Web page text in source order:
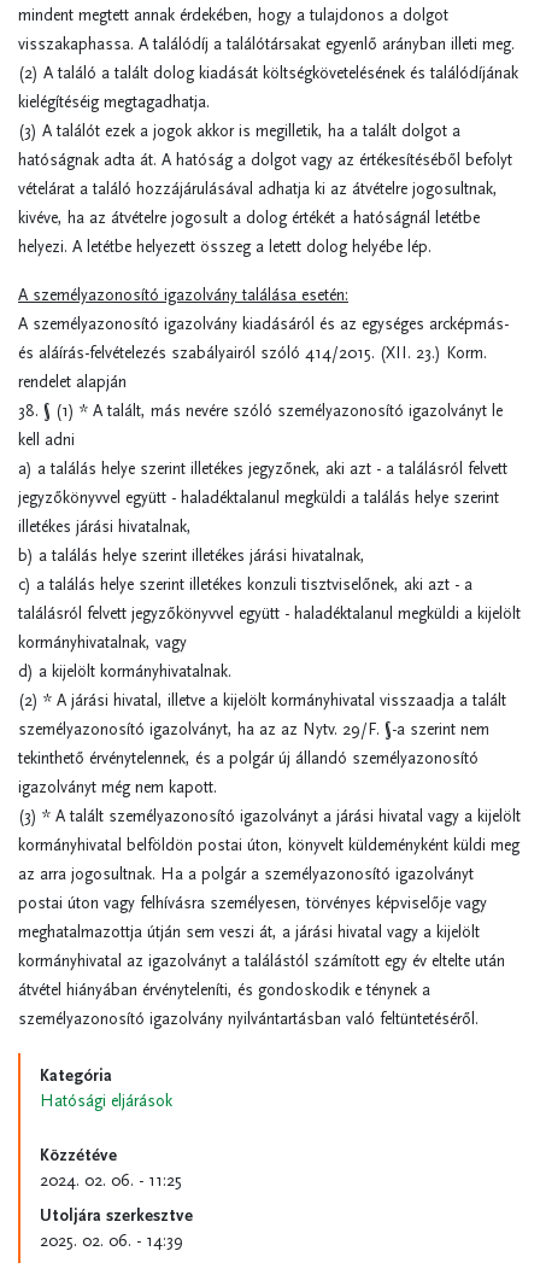
mindent megtett annak érdekében, hogy a tulajdonos a dolgot
visszakaphassa. A találódíj a találótársakat egyenlő arányban illeti meg.
(2) A találó a talált dolog kiadását költségkövetelésének és találódíjának
kielégítéséig megtagadhatja.
(3) A találót ezek a jogok akkor is megilletik, ha a talált dolgot a
hatóságnak adta át. A hatóság a dolgot vagy az értékesítéséből befolyt
vételárat a találó hozzájárulásával adhatja ki az átvételre jogosultnak,
kivéve, ha az átvételre jogosult a dolog értékét a hatóságnál letétbe
helyezi. A letétbe helyezett összeg a letett dolog helyébe lép.
A személyazonosító igazolvány találása esetén:
A személyazonosító igazolvány kiadásáról és az egységes arcképmás-
és aláírás-felvételezés szabályairól szóló 414/2015. (XII. 23.) Korm.
rendelet alapján
38. § (1) * A talált, más nevére szóló személyazonosító igazolványt le
kell adni
a) a találás helye szerint illetékes jegyzőnek, aki azt - a találásról felvett
jegyzőkönyvvel együtt - haladéktalanul megküldi a találás helye szerint
illetékes járási hivatalnak,
b) a találás helye szerint illetékes járási hivatalnak,
c) a találás helye szerint illetékes konzuli tisztviselőnek, aki azt - a
találásról felvett jegyzőkönyvvel együtt - haladéktalanul megküldi a kijelölt
kormányhivatalnak, vagy
d) a kijelölt kormányhivatalnak.
(2) * A járási hivatal, illetve a kijelölt kormányhivatal visszaadja a talált
személyazonosító igazolványt, ha az az Nytv. 29/F. §-a szerint nem
tekinthető érvénytelennek, és a polgár új állandó személyazonosító
igazolványt még nem kapott.
(3) * A talált személyazonosító igazolványt a járási hivatal vagy a kijelölt
kormányhivatal belföldön postai úton, könyvelt küldeményként küldi meg
az arra jogosultnak. Ha a polgár a személyazonosító igazolványt
postai úton vagy felhívásra személyesen, törvényes képviselője vagy
meghatalmazottja útján sem veszi át, a járási hivatal vagy a kijelölt
kormányhivatal az igazolványt a találástól számított egy év eltelte után
átvétel hiányában érvényteleníti, és gondoskodik e ténynek a
személyazonosító igazolvány nyilvántartásban való feltüntetéséről.
Kategória
Hatósági eljárások
Közzétéve
2024. 02. 06. - 11:25
Utoljára szerkesztve
2025. 02. 06. - 14:39